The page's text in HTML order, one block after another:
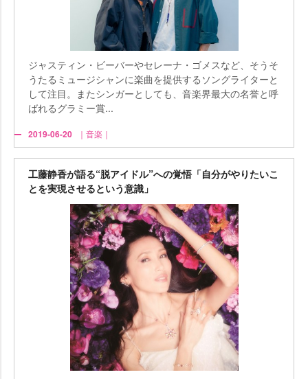
ジャスティン・ビーバーやセレーナ・ゴメスなど、そうそ
うたるミュージシャンに楽曲を提供するソングライターと
して注目。またシンガーとしても、音楽界最大の名誉と呼
ばれるグラミー賞...
2019-06-20 ｜音楽｜
工藤静香が語る“脱アイドル”への覚悟「自分がやりたいこ
とを実現させるという意識」